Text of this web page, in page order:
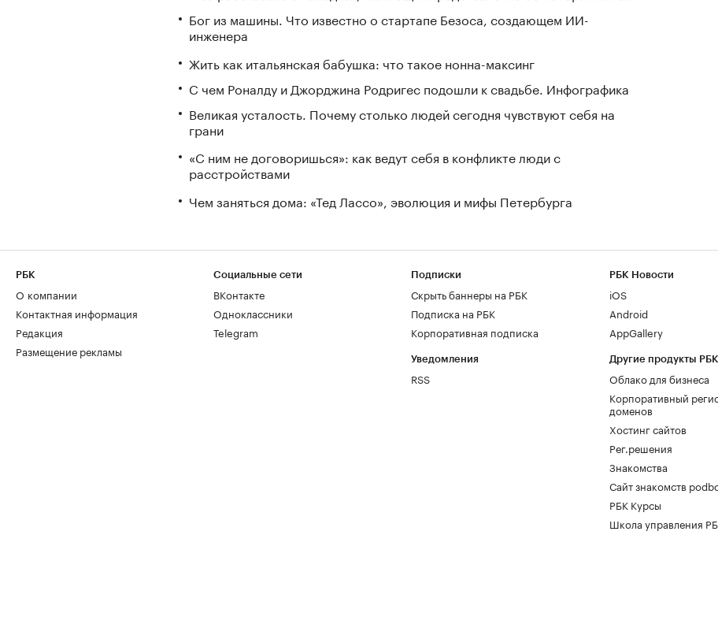
Бог из машины. Что известно о стартапе Безоса, создающем ИИ-
инженера
Жить как итальянская бабушка: что такое нонна-максинг
С чем Роналду и Джорджина Родригес подошли к свадьбе. Инфографика
Великая усталость. Почему столько людей сегодня чувствуют себя на
грани
«С ним не договоришься»: как ведут себя в конфликте люди с
расстройствами
Чем заняться дома: «Тед Лассо», эволюция и мифы Петербурга
РБК
О компании
Контактная информация
Редакция
Размещение рекламы
Социальные сети
ВКонтакте
Одноклассники
Telegram
Подписки
Скрыть баннеры на РБК
Подписка на РБК
Корпоративная подписка
Уведомления
RSS
РБК Новости
iOS
Android
AppGallery
Другие продукты РБК
Облако для бизнеса
Корпоративный
доменов
Хостинг сайтов
Рег.решения
Знакомства
Сайт знакомств
РБК Курсы
Школа управления